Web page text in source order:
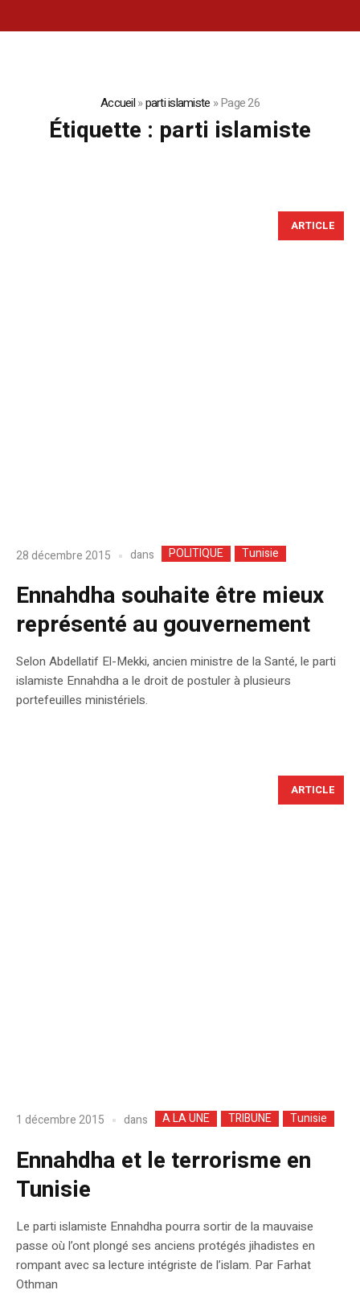
Accueil»parti islamiste »Page 26
Étiquette : parti islamiste
ARTICLE
28 décembre 2015 dans POLITIQUE Tunisie
Ennahdha souhaite être mieux
représenté au gouvernement
Selon Abdellatif El-Mekki, ancien ministre de la Santé, le parti
islamiste Ennahdha a le droit de postuler à plusieurs
portefeuilles ministériels.
ARTICLE
1 décembre 2015 dans A LA UNE TRIBUNE Tunisie
Ennahdha et le terrorisme en
Tunisie
Le parti islamiste Ennahdha pourra sortir de la mauvaise
passe où l’ont plongé ses anciens protégés jihadistes en
rompant avec sa lecture intégriste de l’islam. Par Farhat
Othman